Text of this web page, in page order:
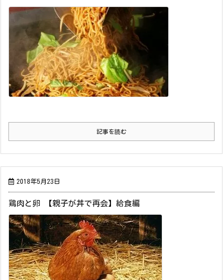
記事を読む
2018年5月23日
鶏肉と卵 【親子が丼で再会】給食編